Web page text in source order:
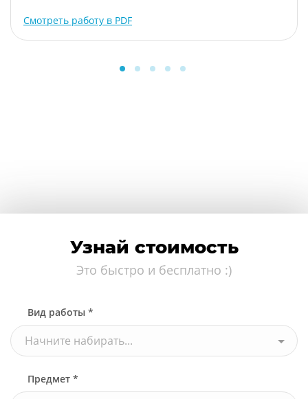
Смотреть работу в PDF
Узнай стоимость
Это быстро и бесплатно :)
Вид работы *
Начните набирать...
Предмет *